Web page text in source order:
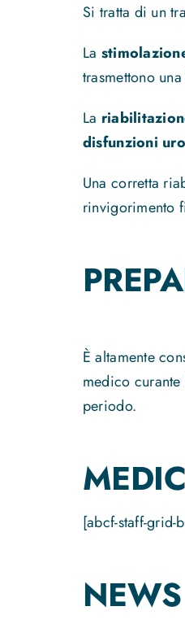
Si tratta di un
La
trasmettono
La
disfunzioni
Una corretta
rinvigorimento
È altamente
medico
periodo.
[abcf-staff-
NEWS